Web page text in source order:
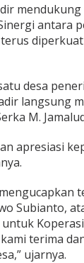
antara
desa
langsung
M.
apresiasi
Subianto,
terima
ujarnya.